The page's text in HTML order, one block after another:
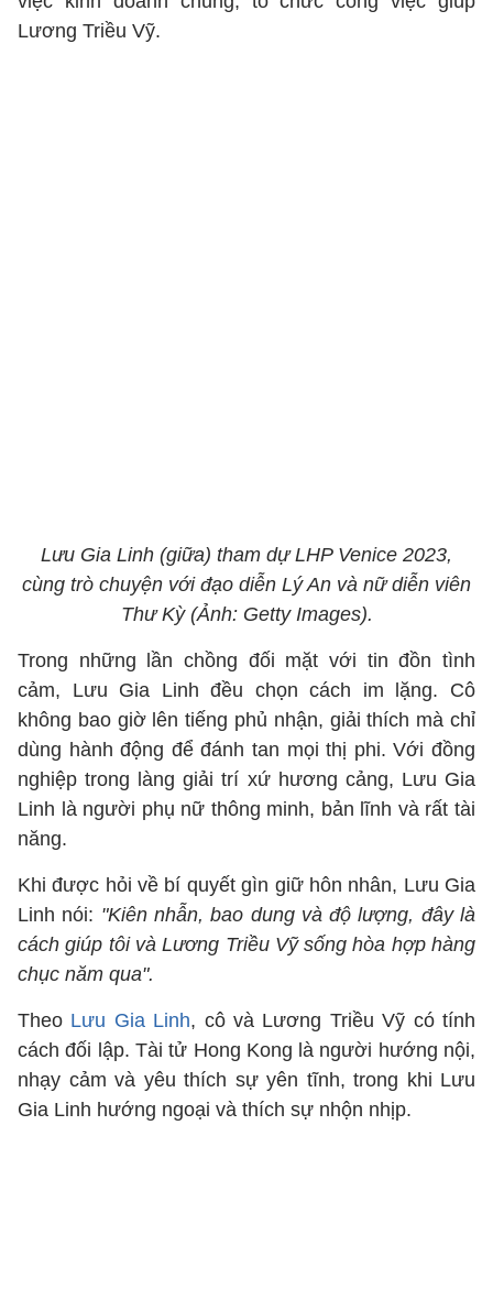
Lương Triều Vỹ.
Lưu Gia Linh (giữa) tham dự LHP Venice 2023,
cùng trò chuyện với đạo diễn Lý An và nữ diễn viên
Thư Kỳ (Ảnh: Getty Images).
Trong những lần chồng đối mặt với tin đồn tình
cảm, Lưu Gia Linh đều chọn cách im lặng. Cô
không bao giờ lên tiếng phủ nhận, giải thích mà chỉ
dùng hành động để đánh tan mọi thị phi. Với đồng
nghiệp trong làng giải trí xứ hương cảng, Lưu Gia
Linh là người phụ nữ thông minh, bản lĩnh và rất tài
năng.
Khi được hỏi về bí quyết gìn giữ hôn nhân, Lưu Gia
Linh nói: "Kiên nhẫn, bao dung và độ lượng, đây là
cách giúp tôi và Lương Triều Vỹ sống hòa hợp hàng
chục năm qua".
Theo Lưu Gia Linh, cô và Lương Triều Vỹ có tính
cách đối lập. Tài tử Hong Kong là người hướng nội,
nhạy cảm và yêu thích sự yên tĩnh, trong khi Lưu
Gia Linh hướng ngoại và thích sự nhộn nhịp.